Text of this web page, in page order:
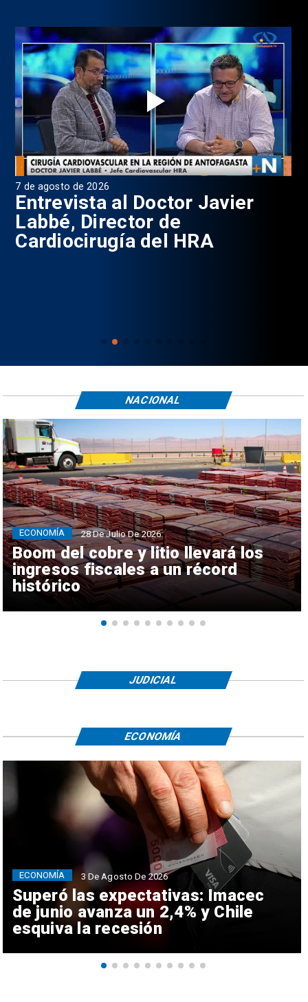
7 de agosto de 2026
Entrevista al Doctor Javier
Labbé, Director de
Cardiocirugía del HRA
Boom del cobre y litio llevará los
ingresos fiscales a un récord
histórico
ECONOMÍA 28 De Julio De 2026
NACIONAL
JUDICIAL
Superó las expectativas: Imacec
de junio avanza un 2,4% y Chile
esquiva la recesión
ECONOMÍA 3 De Agosto De 2026
ECONOMÍA